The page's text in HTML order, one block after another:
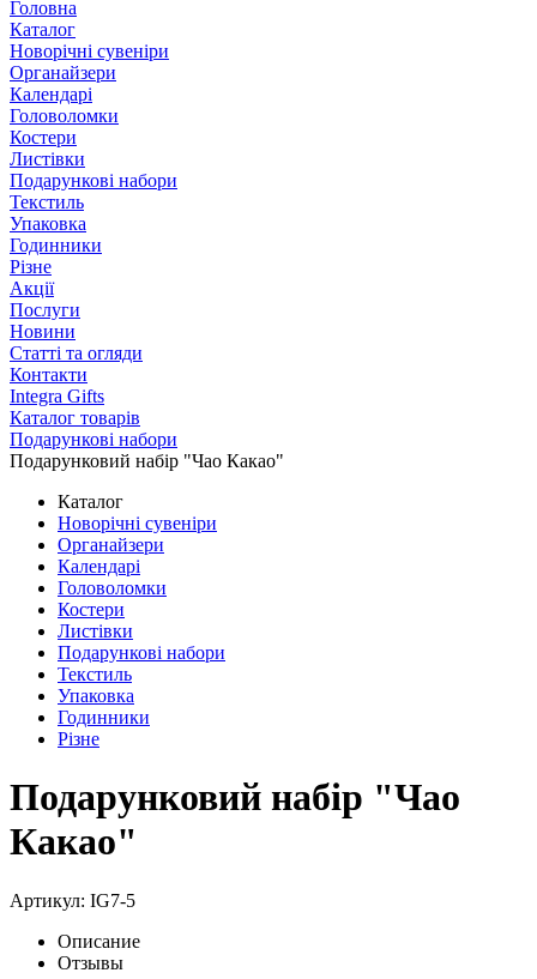
Головна
Каталог
Новорічні сувеніри
Органайзери
Календарі
Головоломки
Костери
Листівки
Подарункові набори
Текстиль
Упаковка
Годинники
Різне
Акції
Послуги
Новини
Статті та огляди
Контакти
Integra Gifts
Каталог товарів
Подарункові набори
Подарунковий набір "Чао Какао"
Каталог
Новорічні сувеніри
Органайзери
Календарі
Головоломки
Костери
Листівки
Подарункові набори
Текстиль
Упаковка
Годинники
Різне
Подарунковий набір "Чао
Какао"
Артикул: IG7-5
Описание
Отзывы